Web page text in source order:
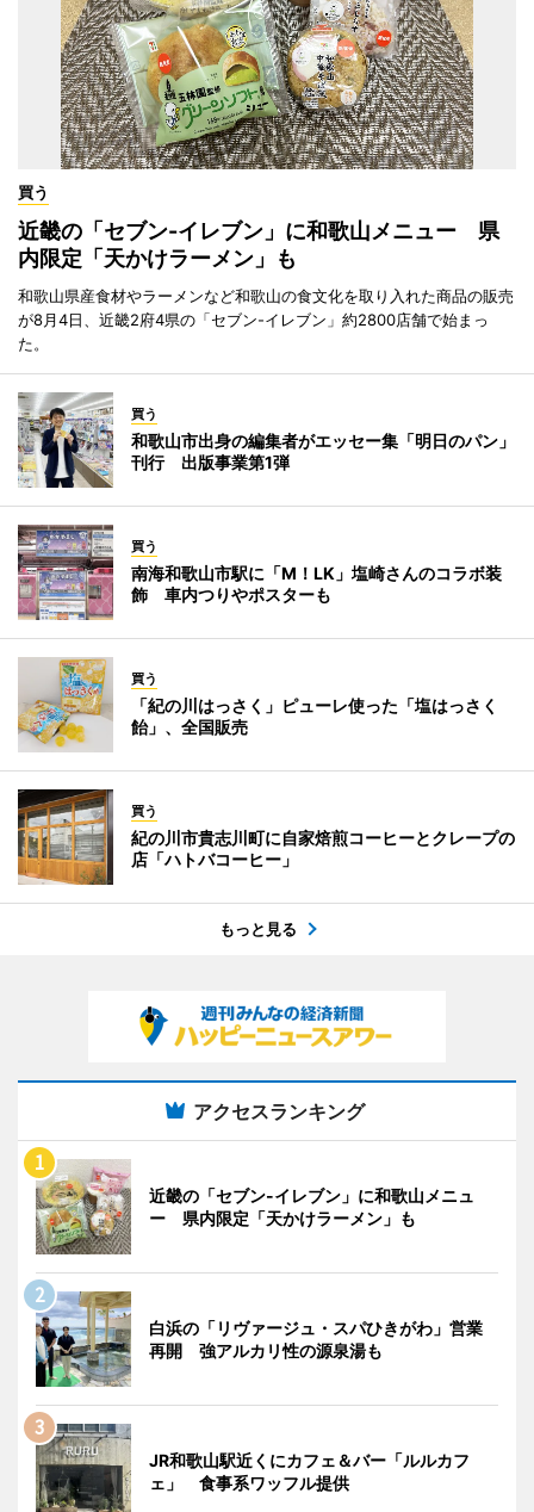
買う
近畿の「セブン-イレブン」に和歌山メニュー 県
内限定「天かけラーメン」も
和歌山県産食材やラーメンなど和歌山の食文化を取り入れた商品の販売
が8月4日、近畿2府4県の「セブン-イレブン」約2800店舗で始まっ
た。
買う
和歌山市出身の編集者がエッセー集「明日のパン」
刊行 出版事業第1弾
買う
南海和歌山市駅に「M！LK」塩崎さんのコラボ装
飾 車内つりやポスターも
買う
「紀の川はっさく」ピューレ使った「塩はっさく
飴」、全国販売
買う
紀の川市貴志川町に自家焙煎コーヒーとクレープの
店「ハトバコーヒー」
もっと見る
アクセスランキング
近畿の「セブン-イレブン」に和歌山メニュ
ー 県内限定「天かけラーメン」も
白浜の「リヴァージュ・スパひきがわ」営業
再開 強アルカリ性の源泉湯も
JR和歌山駅近くにカフェ＆バー「ルルカフ
ェ」 食事系ワッフル提供